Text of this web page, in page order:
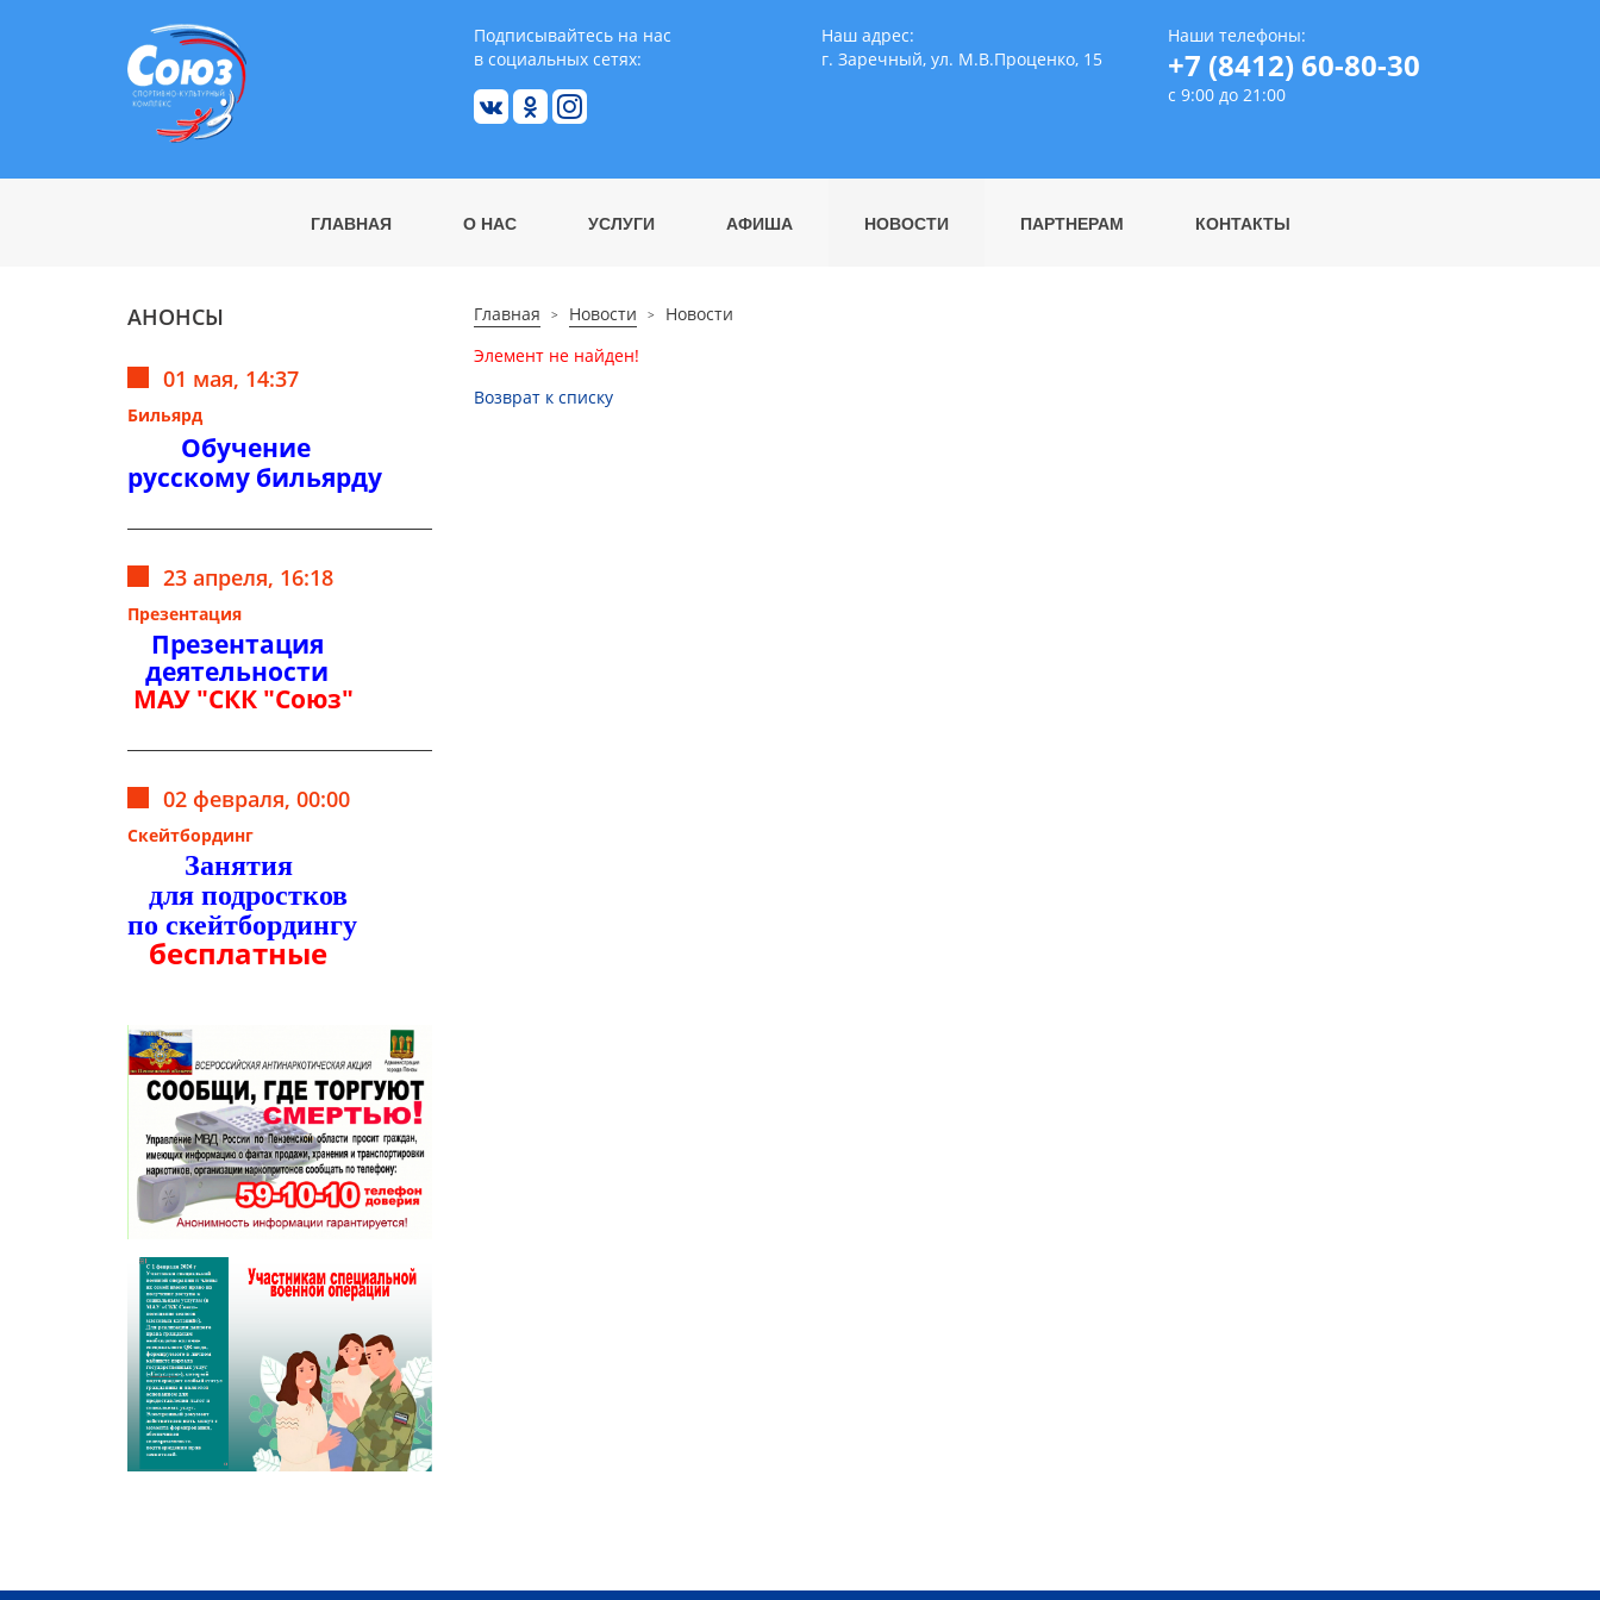
Подписывайтесь на нас
в социальных сетях:
Наш адрес:
г. Заречный, ул. М.В.Проценко, 15
Наши телефоны:
+7 (8412) 60-80-30
с 9:00 до 21:00
ГЛАВНАЯ О НАС УСЛУГИ АФИША НОВОСТИ ПАРТНЕРАМ КОНТАКТЫ
АНОНСЫ
01 мая, 14:37
Бильярд
Обучение
русскому бильярду
23 апреля, 16:18
Презентация
Презентация
деятельности
МАУ "СКК "Союз"
02 февраля, 00:00
Скейтбординг
Занятия
для подростков
по скейтбордингу
бесплатные
Главная Новости
Новости
Элемент не найден!
Возврат к списку